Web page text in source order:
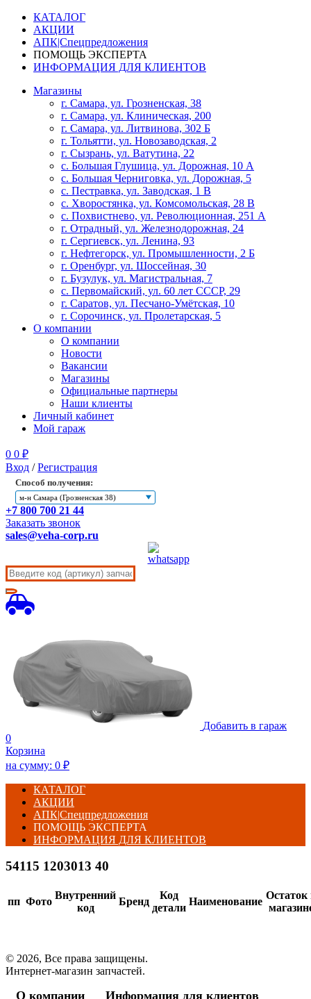
КАТАЛОГ
АКЦИИ
АПК|Спецпредложения
ПОМОЩЬ ЭКСПЕРТА
ИНФОРМАЦИЯ ДЛЯ КЛИЕНТОВ
Магазины
г. Самара, ул. Грозненская, 38
г. Самара, ул. Клиническая, 200
г. Самара, ул. Литвинова, 302 Б
г. Тольятти, ул. Новозаводская, 2
г. Сызрань, ул. Ватутина, 22
с. Большая Глушица, ул. Дорожная, 10 А
с. Большая Черниговка, ул. Дорожная, 5
с. Пестравка, ул. Заводская, 1 В
с. Хворостянка, ул. Комсомольская, 28 В
с. Похвистнево, ул. Революционная, 251 А
г. Отрадный, ул. Железнодорожная, 24
г. Сергиевск, ул. Ленина, 93
г. Нефтегорск, ул. Промышленности, 2 Б
г. Оренбург, ул. Шоссейная, 30
г. Бузулук, ул. Магистральная, 7
с. Первомайский, ул. 60 лет СССР, 29
г. Саратов, ул. Песчано-Умётская, 10
г. Сорочинск, ул. Пролетарская, 5
О компании
О компании
Новости
Вакансии
Магазины
Официальные партнеры
Наши клиенты
Личный кабинет
Мой гараж
0 0 ₽
Вход /Регистрация
Способ получения:
м-н Самара (Грозненская 38)
+7 800 700 21 44
Заказать звонок
sales@veha-corp.ru
Добавить в гараж
0
Корзина
на сумму: 0 ₽
КАТАЛОГ
АКЦИИ
АПК|Спецпредложения
ПОМОЩЬ ЭКСПЕРТА
ИНФОРМАЦИЯ ДЛЯ КЛИЕНТОВ
54115 1203013 40
пп Фото
Внутренний
код
Бренд
Код
детали
Наименование
Остаток
© 2026, Все права защищены.
Интернет-магазин запчастей.
О компании Информация для клиентов